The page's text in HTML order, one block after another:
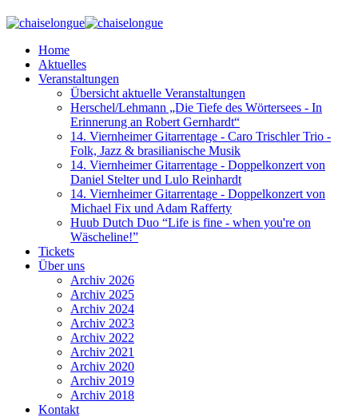
Home
Aktuelles
Veranstaltungen
Übersicht aktuelle Veranstaltungen
Herschel/Lehmann „Die Tiefe des Wörtersees - In
Erinnerung an Robert Gernhardt“
14. Viernheimer Gitarrentage - Caro Trischler Trio -
Folk, Jazz & brasilianische Musik
14. Viernheimer Gitarrentage - Doppelkonzert von
Daniel Stelter und Lulo Reinhardt
14. Viernheimer Gitarrentage - Doppelkonzert von
Michael Fix und Adam Rafferty
Huub Dutch Duo “Life is fine - when you're on
Wäscheline!”
Tickets
Über uns
Archiv 2026
Archiv 2025
Archiv 2024
Archiv 2023
Archiv 2022
Archiv 2021
Archiv 2020
Archiv 2019
Archiv 2018
Kontakt